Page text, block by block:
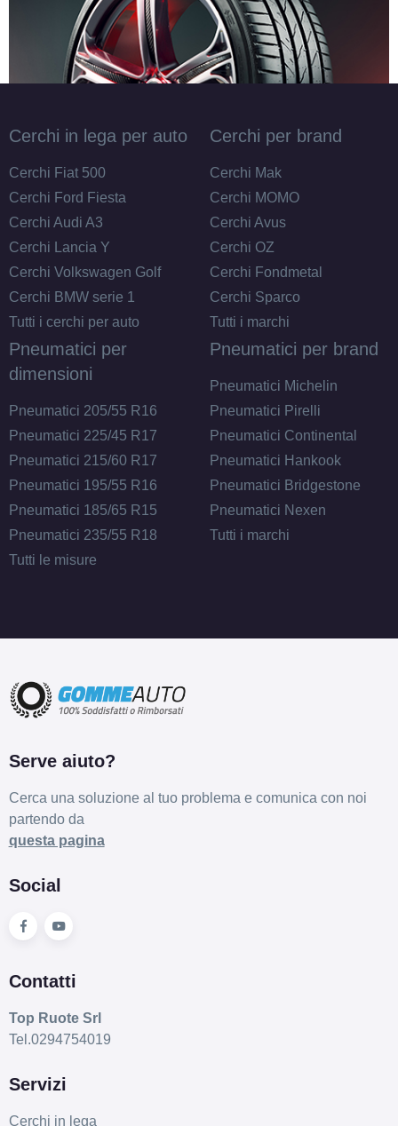
Cerchi in lega per auto
Cerchi Fiat 500
Cerchi Ford Fiesta
Cerchi Audi A3
Cerchi Lancia Y
Cerchi Volkswagen Golf
Cerchi BMW serie 1
Tutti i cerchi per auto
Cerchi per brand
Cerchi Mak
Cerchi MOMO
Cerchi Avus
Cerchi OZ
Cerchi Fondmetal
Cerchi Sparco
Tutti i marchi
Pneumatici per
dimensioni
Pneumatici 205/55 R16
Pneumatici 225/45 R17
Pneumatici 215/60 R17
Pneumatici 195/55 R16
Pneumatici 185/65 R15
Pneumatici 235/55 R18
Tutti le misure
Pneumatici per brand
Pneumatici Michelin
Pneumatici Pirelli
Pneumatici Continental
Pneumatici Hankook
Pneumatici Bridgestone
Pneumatici Nexen
Tutti i marchi
Serve aiuto?
Cerca una soluzione al tuo problema e comunica con noi
partendo da
questa pagina
Social
Contatti
Top Ruote Srl
Tel.0294754019
Servizi
Cerchi in lega